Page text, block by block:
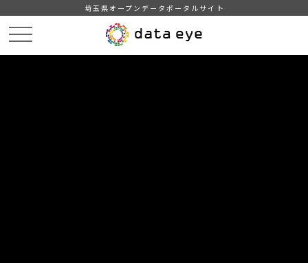
埼玉県オープンデータポータルサイト